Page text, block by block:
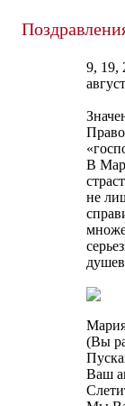
9, 19,
В
не
(Вы
Ваш